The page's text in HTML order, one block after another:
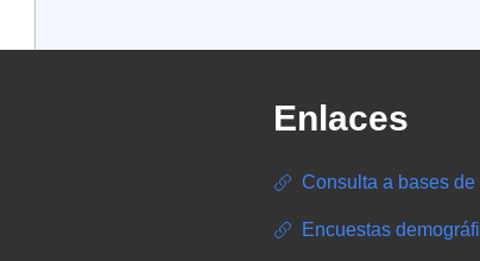
Enlaces
Consulta a bases
Encuestas